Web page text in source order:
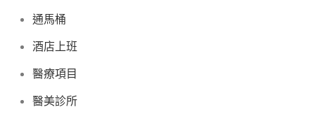
通馬桶
酒店上班
醫療項目
醫美診所